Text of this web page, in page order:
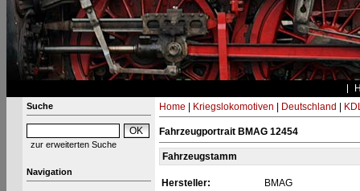
Suche
zur erweiterten Suche
Navigation
Home Kriegslokomotiven Deutschland
Fahrzeugportrait BMAG 12454
Fahrzeugstamm
Hersteller:
BMAG